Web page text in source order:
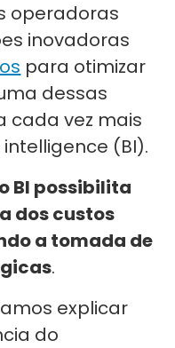
operadoras
inovadoras
para otimizar
dessas
cada vez mais
(BI).
o BI possibilita
dos custos
a tomada de
.
explicar
do